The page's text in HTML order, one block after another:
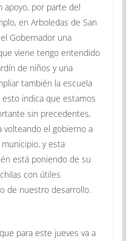
apoyo, por parte del
en Arboledas de San
Gobernador una
viene tengo entendido
de niños y una
también la escuela
esto indica que estamos
sin precedentes,
el gobierno a
y esta
está poniendo de su
con útiles
de nuestro desarrollo.
para este jueves va a